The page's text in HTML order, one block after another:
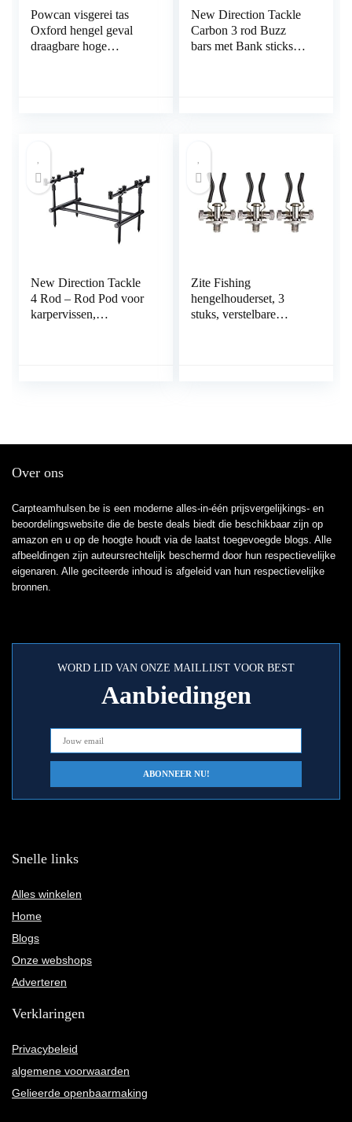
Powcan visgerei tas
Oxford hengel geval
draagbare hoge
New Direction Tackle
Carbon 3 rod Buzz
bars met Bank sticks
New Direction Tackle
4 Rod – Rod Pod voor
karpervissen,
Zite Fishing
hengelhouderset, 3
stuks, verstelbare
Over ons
Carpteamhulsen.be is een moderne alles-in-één prijsvergelijkings- en
beoordelingswebsite die de beste deals biedt die beschikbaar zijn op
amazon en u op de hoogte houdt via de laatst toegevoegde blogs. Alle
afbeeldingen zijn auteursrechtelijk beschermd door hun respectievelijke
eigenaren. Alle geciteerde inhoud is afgeleid van hun respectievelijke
bronnen.
WORD LID VAN ONZE MAILLIJST VOOR BEST
Aanbiedingen
Snelle links
Alles winkelen
Home
Blogs
Onze webshops
Adverteren
Verklaringen
Privacybeleid
algemene voorwaarden
Gelieerde openbaarmaking